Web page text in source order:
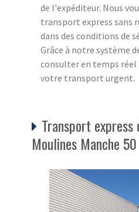
de l'expéditeur. Nous
transport express sans
dans des conditions de
Grâce à notre système
consulter en temps réel
votre transport urgent.
Transport express
Moulines Manche 50